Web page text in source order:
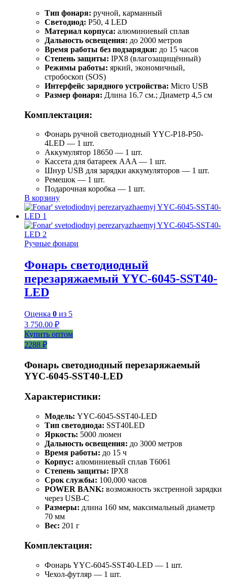
Тип фонаря: ручной, карманный
Светодиод: P50, 4 LED
Материал корпуса: алюминиевый сплав
Дальность освещения: до 2000 метров
Время работы без подзарядки: до 15 часов
Степень защиты: IPX8 (влагозащищённый)
Режимы работы: яркий, экономичный,
стробоскоп (SOS)
Интерфейс зарядного устройства: Micro USB
Размер фонаря: Длина 16.7 см.; Диаметр 4,5 см
Комплектация:
Фонарь ручной светодиодный YYC-Р18-Р50-
4LED — 1 шт.
Аккумулятор 18650 — 1 шт.
Кассета для батареек AAA — 1 шт.
Шнур USB для зарядки аккумуляторов — 1 шт.
Ремешок — 1 шт.
Подарочная коробка — 1 шт.
В корзину
Ручные фонари
Фонарь светодиодный
перезаряжаемый YYC-6045-SST40-
LED
Оценка 0 из 5
3 750.00 ₽
Купить оптом
2288 ₽
Фонарь светодиодный перезаряжаемый
YYC-6045-SST40-LED
Характеристики:
Модель: YYC-6045-SST40-LED
Тип светодиода: SST40LED
Яркость: 5000 люмен
Дальность освещения: до 3000 метров
Время работы: до 15 ч
Корпус: алюминиевый сплав T6061
Степень защиты: IPX8
Срок службы: 100,000 часов
POWER BANK: возможность экстренной зарядки
через USB-C
Размеры: длина 160 мм, максимальный диаметр
70 мм
Вес: 201 г
Комплектация:
Фонарь YYC-6045-SST40-LED — 1 шт.
Чехол-футляр — 1 шт.